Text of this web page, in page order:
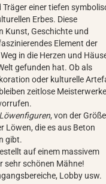
einer tiefen
Erbes. Diese
Kunst, Geschichte und
Element der
in die Herzen und
gefunden hat. Ob als
oder kulturelle
zeitlose
Löwenfiguren, von der
Löwen, die es aus Beton
gibt.
auf einem massivem
sehr schönen Mähne!
Lobby usw.